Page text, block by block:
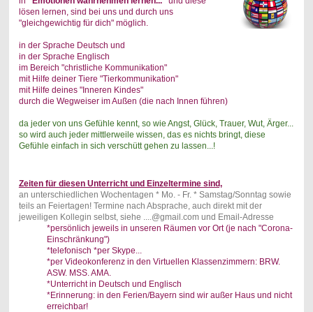
lösen lernen, sind bei uns und durch uns
"gleichgewichtig für dich" möglich.
in der Sprache Deutsch und
in der Sprache Englisch
im Bereich "christliche Kommunikation"
mit Hilfe deiner Tiere "Tierkommunikation"
mit Hilfe deines "Inneren Kindes"
durch die Wegweiser im Außen (die nach Innen führen)
da jeder von uns Gefühle kennt, so wie Angst, Glück, Trauer, Wut, Ärger...
so wird auch jeder mittlerweile wissen, das es nichts bringt, diese
Gefühle einfach in sich verschütt gehen zu lassen...!
Zeiten für diesen Unterricht und Einzeltermine sind,
an unterschiedlichen Wochentagen * Mo. - Fr. * Samstag/Sonntag sowie
teils an Feiertagen! Termine nach Absprache, auch direkt mit der
jeweiligen Kollegin selbst, siehe ....@gmail.com und Email-Adresse
*persönlich jeweils in unseren Räumen vor Ort (je nach "Corona-
Einschränkung")
*telefonisch *per Skype...
*per Videokonferenz in den Virtuellen Klassenzimmern: BRW.
ASW. MSS. AMA.
*Unterricht in Deutsch und Englisch
*Erinnerung: in den Ferien/Bayern sind wir außer Haus und nicht
erreichbar!